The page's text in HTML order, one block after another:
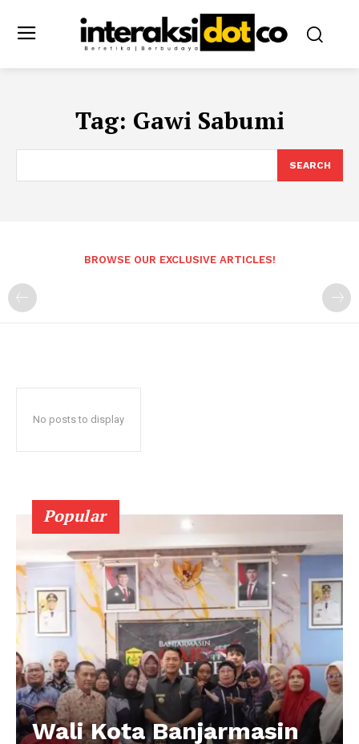
Tag: Gawi Sabumi
SEARCH
BROWSE OUR EXCLUSIVE ARTICLES!
No posts to display
Popular
Wali Kota Banjarmasin